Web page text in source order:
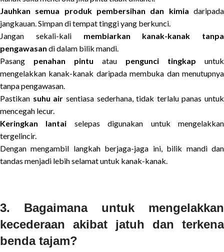
Jauhkan semua produk pembersihan dan kimia daripada
jangkauan. Simpan di tempat tinggi yang berkunci.
Jangan sekali-kali membiarkan kanak-kanak tanpa
pengawasan di dalam bilik mandi.
Pasang penahan pintu atau pengunci tingkap untuk
mengelakkan kanak-kanak daripada membuka dan menutupnya
tanpa pengawasan.
Pastikan suhu air sentiasa sederhana, tidak terlalu panas untuk
mencegah lecur.
Keringkan lantai selepas digunakan untuk mengelakkan
tergelincir.
Dengan mengambil langkah berjaga-jaga ini, bilik mandi dan
tandas menjadi lebih selamat untuk kanak-kanak.
3. Bagaimana untuk mengelakkan
kecederaan akibat jatuh dan terkena
benda tajam?